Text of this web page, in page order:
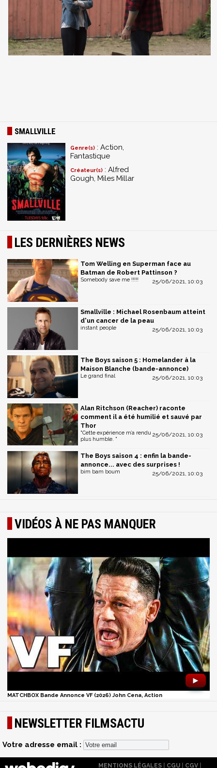
SMALLVILLE
Genre(s) : Action,
Fantastique
Créateur(s) : Alfred
Gough, Miles Millar
LES DERNIÈRES NEWS
Tom Welling en Superman face au
Batman de Robert Pattinson ?
25/06/2021, 10:03
Somebody save me !!!!!
Smallville : Michael Rosenbaum atteint
d'un cancer de la peau
25/06/2021, 10:03
instant people
The Boys saison 5 : Homelander à la
Maison Blanche (bande-annonce)
25/06/2021, 10:03
Le grand final
Alan Ritchson (Reacher) raconte
comment il a été humilié et sauvé par
Thor
25/06/2021, 10:03
"Cette expérience m’a rendu
plus humble. "
The Boys saison 4 : enfin la bande-
annonce... avec des surprises !
25/06/2021, 10:03
bim bam boum
VIDÉOS À NE PAS MANQUER
►
MATCHBOX Bande Annonce VF (2026) John Cena, Action
NEWSLETTER FILMSACTU
Votre adresse email :
MENTIONS LÉGALES| CGU| CGV|